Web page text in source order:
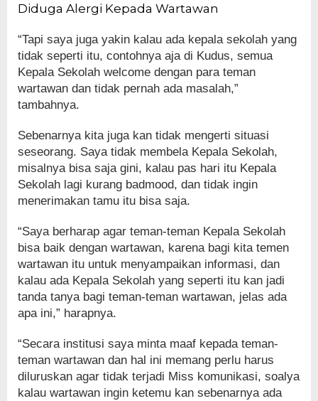
Diduga Alergi Kepada Wartawan
“Tapi saya juga yakin kalau ada kepala sekolah yang
tidak seperti itu, contohnya aja di Kudus, semua
Kepala Sekolah welcome dengan para teman
wartawan dan tidak pernah ada masalah,”
tambahnya.
Sebenarnya kita juga kan tidak mengerti situasi
seseorang. Saya tidak membela Kepala Sekolah,
misalnya bisa saja gini, kalau pas hari itu Kepala
Sekolah lagi kurang badmood, dan tidak ingin
menerimakan tamu itu bisa saja.
“Saya berharap agar teman-teman Kepala Sekolah
bisa baik dengan wartawan, karena bagi kita temen
wartawan itu untuk menyampaikan informasi, dan
kalau ada Kepala Sekolah yang seperti itu kan jadi
tanda tanya bagi teman-teman wartawan, jelas ada
apa ini,” harapnya.
“Secara institusi saya minta maaf kepada teman-
teman wartawan dan hal ini memang perlu harus
diluruskan agar tidak terjadi Miss komunikasi, soalya
kalau wartawan ingin ketemu kan sebenarnya ada